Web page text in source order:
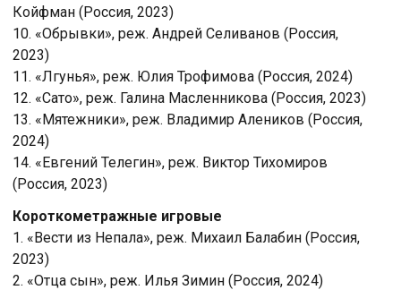
Койфман (Россия, 2023)
10. «Обрывки», реж. Андрей Селиванов (Россия,
2023)
11. «Лгунья», реж. Юлия Трофимова (Россия, 2024)
12. «Сато», реж. Галина Масленникова (Россия, 2023)
13. «Мятежники», реж. Владимир Алеников (Россия,
2024)
14. «Евгений Телегин», реж. Виктор Тихомиров
(Россия, 2023)
Короткометражные игровые
1. «Вести из Непала», реж. Михаил Балабин (Россия,
2023)
2. «Отца сын», реж. Илья Зимин (Россия, 2024)